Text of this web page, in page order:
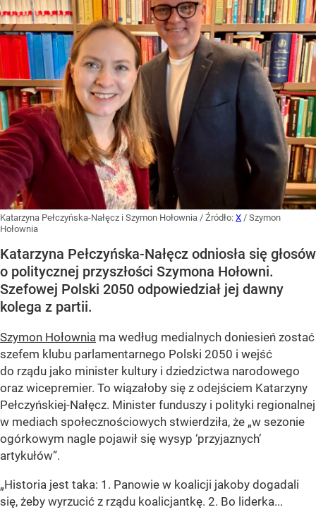
Katarzyna Pełczyńska-Nałęcz i Szymon Hołownia / Źródło: X / Szymon
Hołownia
Katarzyna Pełczyńska-Nałęcz odniosła się głosów
o politycznej przyszłości Szymona Hołowni.
Szefowej Polski 2050 odpowiedział jej dawny
kolega z partii.
Szymon Hołownia ma według medialnych doniesień zostać
szefem klubu parlamentarnego Polski 2050 i wejść
do rządu jako minister kultury i dziedzictwa narodowego
oraz wicepremier. To wiązałoby się z odejściem Katarzyny
Pełczyńskiej-Nałęcz. Minister funduszy i polityki regionalnej
w mediach społecznościowych stwierdziła, że „w sezonie
ogórkowym nagle pojawił się wysyp ‘przyjaznych’
artykułów”.
„Historia jest taka: 1. Panowie w koalicji jakoby dogadali
się, żeby wyrzucić z rządu koalicjantkę. 2. Bo liderka...